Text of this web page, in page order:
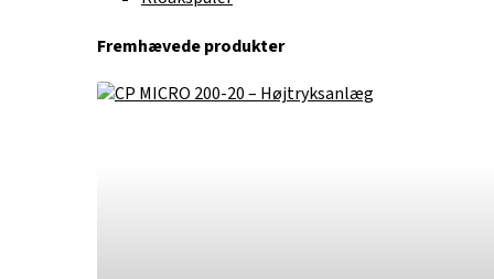
Fremhævede produkter